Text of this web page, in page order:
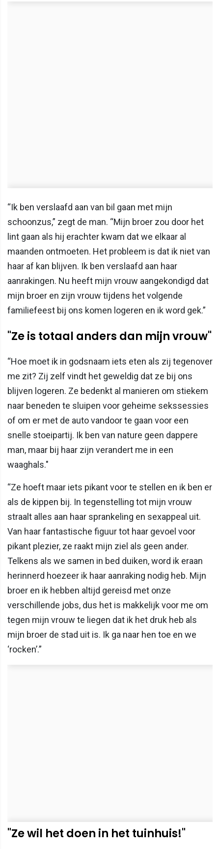
“Ik ben verslaafd aan van bil gaan met mijn
schoonzus,” zegt de man. “Mijn broer zou door het
lint gaan als hij erachter kwam dat we elkaar al
maanden ontmoeten. Het probleem is dat ik niet van
haar af kan blijven. Ik ben verslaafd aan haar
aanrakingen. Nu heeft mijn vrouw aangekondigd dat
mijn broer en zijn vrouw tijdens het volgende
familiefeest bij ons komen logeren en ik word gek.”
"Ze is totaal anders dan mijn vrouw"
“Hoe moet ik in godsnaam iets eten als zij tegenover
me zit? Zij zelf vindt het geweldig dat ze bij ons
blijven logeren. Ze bedenkt al manieren om stiekem
naar beneden te sluipen voor geheime sekssessies
of om er met de auto vandoor te gaan voor een
snelle stoeipartij. Ik ben van nature geen dappere
man, maar bij haar zijn verandert me in een
waaghals."
“Ze hoeft maar iets pikant voor te stellen en ik ben er
als de kippen bij. In tegenstelling tot mijn vrouw
straalt alles aan haar sprankeling en sexappeal uit.
Van haar fantastische figuur tot haar gevoel voor
pikant plezier, ze raakt mijn ziel als geen ander.
Telkens als we samen in bed duiken, word ik eraan
herinnerd hoezeer ik haar aanraking nodig heb. Mijn
broer en ik hebben altijd gereisd met onze
verschillende jobs, dus het is makkelijk voor me om
tegen mijn vrouw te liegen dat ik het druk heb als
mijn broer de stad uit is. Ik ga naar hen toe en we
‘rocken’.”
"Ze wil het doen in het tuinhuis!"